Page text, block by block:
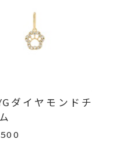
問い合わせくださ
認いたします。
ている場合
りますが、万が一
お品と異なる場合
連絡ください。
負担いたしますの
。
ダイヤモンドチ